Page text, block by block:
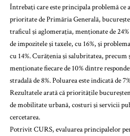
Întrebaţi care este principala problemă ce
prioritate de Primăria Generală,
traficul şi aglomeraţia, menţionate de
de impozitele şi taxele, cu 16%, şi
cu 14%. Curăţenia şi salubritatea, precum
menţionate fiecare de 10% dintre
stradală de 8%. Poluarea este indicată de
Rezultatele arată că priorităţile
de mobilitate urbană, costuri şi servicii
cercetarea.
Potrivit CURS, evaluarea principalelor